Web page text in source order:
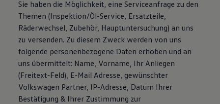
Sie haben die Möglichkeit, eine Serviceanfrage zu den
Themen (Inspektion/Öl-Service, Ersatzteile,
Räderwechsel, Zubehör, Hauptuntersuchung) an uns
zu versenden. Zu diesem Zweck werden von uns
folgende personenbezogene Daten erhoben und an
uns übermittelt: Name, Vorname, Ihr Anliegen
(Freitext-Feld), E-Mail Adresse, gewünschter
Volkswagen Partner, IP-Adresse, Datum Ihrer
Bestätigung & Ihrer Zustimmung zur